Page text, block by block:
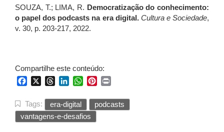
SOUZA, T.; LIMA, R. Democratização do conhecimento:
o papel dos podcasts na era digital. Cultura e Sociedade,
v. 30, p. 203-217, 2022.
Compartilhe este conteúdo:
FacebookThreadsLinkedInWhatsApp
Pinterest
Tags: era-digital
podcasts
vantagens-e-desafios